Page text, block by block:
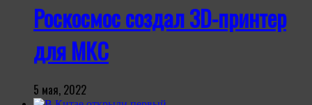
Роскосмос создал 3D-принтер
для МКС
5 мая, 2022